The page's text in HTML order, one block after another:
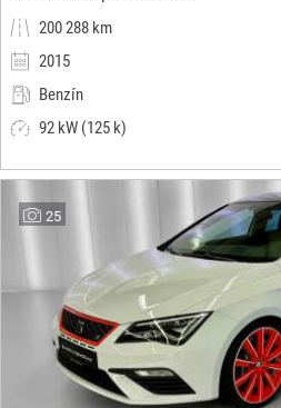
200 288 km
2015
Benzín
92 kW (125 k)
25